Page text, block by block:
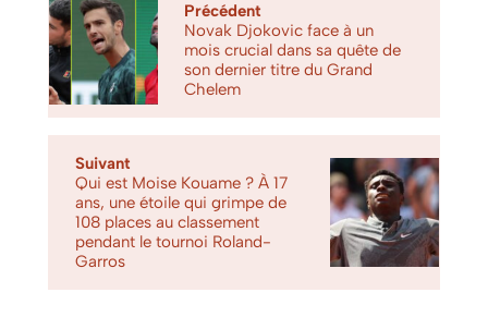
Précédent
Novak Djokovic face à un
mois crucial dans sa quête de
son dernier titre du Grand
Chelem
Suivant
Qui est Moise Kouame ? À 17
ans, une étoile qui grimpe de
108 places au classement
pendant le tournoi Roland-
Garros